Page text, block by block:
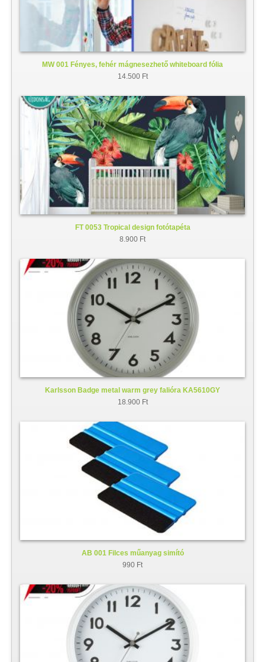
MW 001 Fényes, fehér mágnesezhető whiteboard fólia
14.500 Ft
FT 0053 Tropical design fotótapéta
8.900 Ft
Karlsson Badge metal warm grey falióra KA5610GY
18.900 Ft
AB 001 Filces műanyag simító
990 Ft